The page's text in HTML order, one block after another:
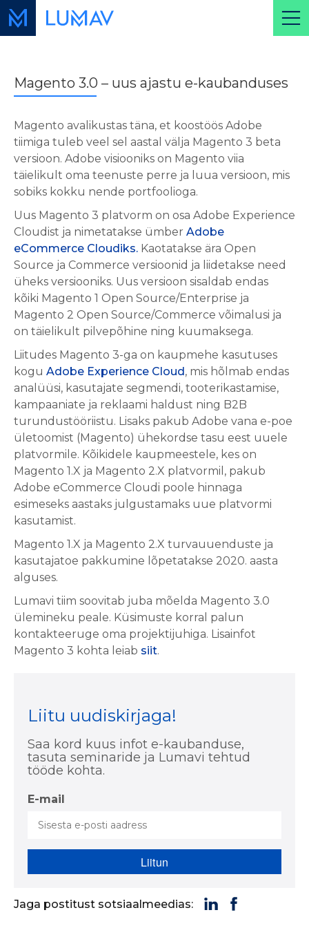
Magento 3.0 – uus ajastu e-kaubanduses
Magento avalikustas täna, et koostöös Adobe
tiimiga tuleb veel sel aastal välja Magento 3 beta
versioon. Adobe visiooniks on Magento viia
täielikult oma teenuste perre ja luua versioon, mis
sobiks kokku nende portfoolioga.
Uus Magento 3 platvorm on osa Adobe Experience
Cloudist ja nimetatakse ümber Adobe
eCommerce Cloudiks. Kaotatakse ära Open
Source ja Commerce versioonid ja liidetakse need
üheks versiooniks. Uus versioon sisaldab endas
kõiki Magento 1 Open Source/Enterprise ja
Magento 2 Open Source/Commerce võimalusi ja
on täielikult pilvepõhine ning kuumaksega.
Liitudes Magento 3-ga on kaupmehe kasutuses
kogu Adobe Experience Cloud , mis hõlmab endas
analüüsi, kasutajate segmendi, tooterikastamise,
kampaaniate ja reklaami haldust ning B2B
turundustööriistu. Lisaks pakub Adobe vana e-poe
ületoomist (Magento) ühekordse tasu eest uuele
platvormile. Kõikidele kaupmeestele, kes on
Magento 1.X ja Magento 2.X platvormil, pakub
Adobe eCommerce Cloudi poole hinnaga
esimeseks aastaks julgustamaks uue platvormi
kasutamist.
Magento 1.X ja Magento 2.X turvauuenduste ja
kasutajatoe pakkumine lõpetatakse 2020. aasta
alguses.
Lumavi tiim soovitab juba mõelda Magento 3.0
ülemineku peale. Küsimuste korral palun
kontakteeruge oma projektijuhiga. Lisainfot
Magento 3 kohta leiab siit.
Liitu uudiskirjaga!
Saa kord kuus infot e-kaubanduse,
tasuta seminaride ja Lumavi tehtud
tööde kohta.
E-mail
Jaga postitust sotsiaalmeedias: